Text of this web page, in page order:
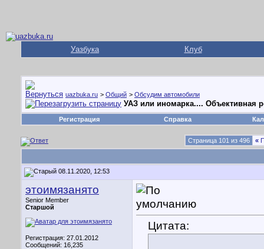
Уазбука Клуб
uazbuka.ru > Общий > Обсудим автомобили
УАЗ или иномарка.... Объективная
Регистрация Справка
Страница 101 из 496 «
08.11.2020, 12:53
этоимязанято
Senior Member
Старшой
Регистрация: 27.01.2012
Сообщений: 16,235
Цитата: